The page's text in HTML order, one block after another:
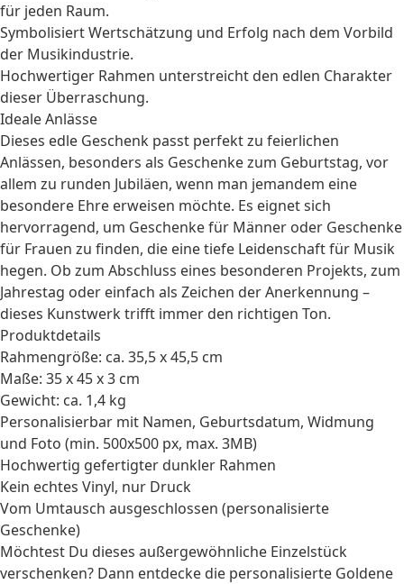
für jeden Raum.
Symbolisiert Wertschätzung und Erfolg nach dem Vorbild
der Musikindustrie.
Hochwertiger Rahmen unterstreicht den edlen Charakter
dieser Überraschung.
Ideale Anlässe
Dieses edle Geschenk passt perfekt zu feierlichen
Anlässen, besonders als Geschenke zum Geburtstag, vor
allem zu runden Jubiläen, wenn man jemandem eine
besondere Ehre erweisen möchte. Es eignet sich
hervorragend, um Geschenke für Männer oder Geschenke
für Frauen zu finden, die eine tiefe Leidenschaft für Musik
hegen. Ob zum Abschluss eines besonderen Projekts, zum
Jahrestag oder einfach als Zeichen der Anerkennung –
dieses Kunstwerk trifft immer den richtigen Ton.
Produktdetails
Rahmengröße: ca. 35,5 x 45,5 cm
Maße: 35 x 45 x 3 cm
Gewicht: ca. 1,4 kg
Personalisierbar mit Namen, Geburtsdatum, Widmung
und Foto (min. 500x500 px, max. 3MB)
Hochwertig gefertigter dunkler Rahmen
Kein echtes Vinyl, nur Druck
Vom Umtausch ausgeschlossen (personalisierte
Geschenke)
Möchtest Du dieses außergewöhnliche Einzelstück
verschenken? Dann entdecke die personalisierte Goldene